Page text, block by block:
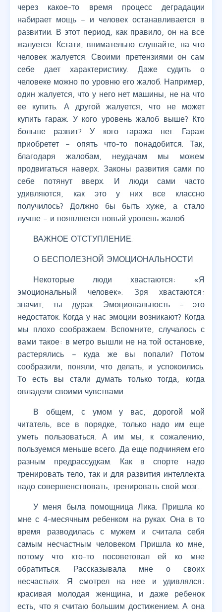
через какое-то время процесс деградации
набирает мощь – и человек останавливается в
развитии. В этот период, как правило, он на все
жалуется. Кстати, внимательно слушайте, на что
человек жалуется. Своими претензиями он сам
себе дает характеристику. Даже судить о
человеке можно по уровню его жалоб. Например,
один жалуется, что у него нет машины, не на что
ее купить. А другой жалуется, что не может
купить гараж. У кого уровень жалоб выше? Кто
больше развит? У кого гаража нет. Гараж
приобретет – опять что-то понадобится. Так,
благодаря жалобам, неудачам мы можем
продвигаться наверх. Законы развития сами по
себе потянут вверх. И люди сами часто
удивляются, как это у них все классно
получилось? Должно бы быть хуже, а стало
лучше – и появляется новый уровень жалоб.
ВАЖНОЕ ОТСТУПЛЕНИЕ.
О БЕСПОЛЕЗНОЙ ЭМОЦИОНАЛЬНОСТИ
Некоторые люди хвастаются: «Я
эмоциональный человек». Зря хвастаются:
значит, ты дурак. Эмоциональность – это
недостаток. Когда у нас эмоции возникают? Когда
мы плохо соображаем. Вспомните, случалось с
вами такое: в метро вышли не на той остановке,
растерялись – куда же вы попали? Потом
сообразили, поняли, что делать, и успокоились.
То есть вы стали думать только тогда, когда
овладели своими чувствами.
В общем, с умом у вас, дорогой мой
читатель, все в порядке, только надо им еще
уметь пользоваться. А им мы, к сожалению,
пользуемся меньше всего. Да еще подчиняем его
разным предрассудкам. Как в спорте надо
тренировать тело, так и для развития интеллекта
надо совершенствовать, тренировать свой мозг.
У меня была помощница Лика. Пришла ко
мне с 4-месячным ребенком на руках. Она в то
время разводилась с мужем и считала себя
самым несчастным человеком. Пришла ко мне,
потому что кто-то посоветовал ей ко мне
обратиться. Рассказывала мне о своих
несчастьях. Я смотрел на нее и удивлялся:
красивая молодая женщина, и даже ребенок
есть, что я считаю большим достижением. А она